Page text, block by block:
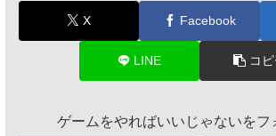
X Facebook
LINE コ
ゲームをやればいいじゃないをフ